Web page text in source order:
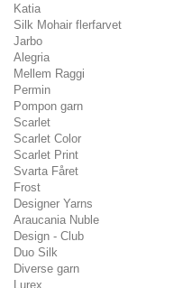
Katia
Silk Mohair flerfarvet
Jarbo
Alegria
Mellem Raggi
Permin
Pompon garn
Scarlet
Scarlet Color
Scarlet Print
Svarta Fåret
Frost
Designer Yarns
Araucania Nuble
Design - Club
Duo Silk
Diverse garn
Lurex